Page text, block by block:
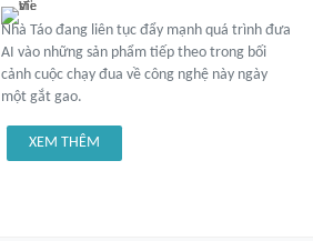
Nhà Táo đang liên tục đẩy mạnh quá trình đưa
AI vào những sản phẩm tiếp theo trong bối
cảnh cuộc chạy đua về công nghệ này ngày
một gắt gao.
XEM THÊM